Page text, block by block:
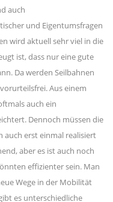
auch
und Eigentumsfragen
wird aktuell sehr viel in die
ist, dass nur eine gute
Da werden Seilbahnen
Aus einem
auch ein
Dennoch müssen die
auch erst einmal realisiert
aber es ist auch noch
effizienter sein. Man
Wege in der Mobilität
es unterschiedliche